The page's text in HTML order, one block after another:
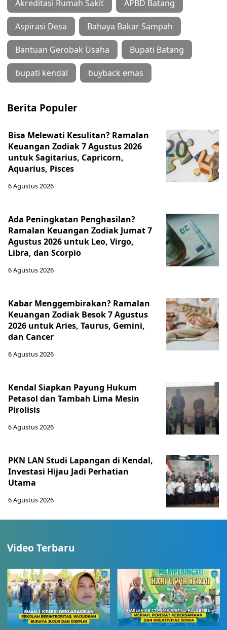
Akreditasi Rumah Sakit APBD Batang
Aspirasi Desa Bahaya Bakar Sampah
Bantuan Gerobak Usaha Bupati Batang
bupati kendal buyback emas
Berita Populer
Bisa Melewati Kesulitan? Ramalan
Keuangan Zodiak 7 Agustus 2026
untuk Sagitarius, Capricorn,
Aquarius, Pisces
6 Agustus 2026
Ada Peningkatan Penghasilan?
Ramalan Keuangan Zodiak Jumat 7
Agustus 2026 untuk Leo, Virgo,
Libra, dan Scorpio
6 Agustus 2026
Kabar Menggembirakan? Ramalan
Keuangan Zodiak Besok 7 Agustus
2026 untuk Aries, Taurus, Gemini,
dan Cancer
6 Agustus 2026
Kendal Siapkan Payung Hukum
Petasol dan Tambah Lima Mesin
Pirolisis
6 Agustus 2026
PKN LAN Studi Lapangan di Kendal,
Investasi Hijau Jadi Perhatian
Utama
6 Agustus 2026
Video Terbaru